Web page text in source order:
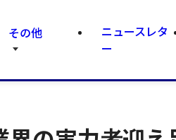
その他
ニュースレタ
ー